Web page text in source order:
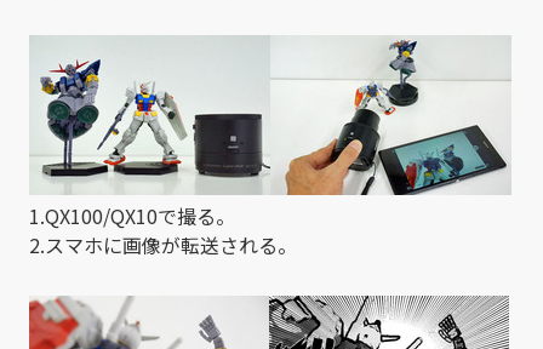
1.QX100/QX10で撮る。
2.スマホに画像が転送される。